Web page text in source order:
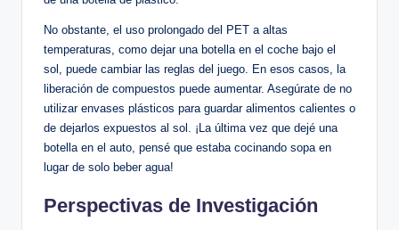
No obstante, el⁢ uso prolongado del ⁣PET a⁤ altas
temperaturas, como dejar⁣ una ⁢botella ‌en el coche bajo el
sol, puede cambiar las ⁣reglas del juego. En‍ esos casos, la​
liberación de compuestos​ puede aumentar. Asegúrate de no‍
utilizar ‌envases plásticos para‍ guardar alimentos calientes o‍
de⁤ dejarlos expuestos al sol.‌ ¡La última​ vez que dejé una
botella en el auto, pensé que estaba cocinando sopa en
lugar de solo beber agua!
Perspectivas⁢ de⁤ Investigación